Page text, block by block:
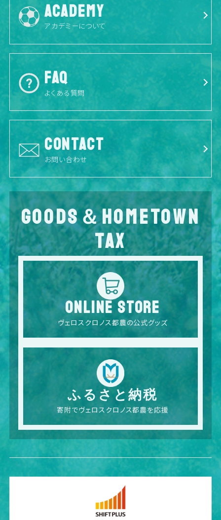
ACADEMY
アカデミーについて
FAQ
よくある質問
CONTACT
お問い合わせ
GOODS＆HOMETOWN
TAX
ONLINE STORE
ヴェロスクロノス都農の公式グッズ
ふるさと納税
寄附でヴェロスクロノス都農を応援